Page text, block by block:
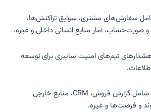
سفارش‌های مشتری، سوابق تراکنش‌ها،
آمار منابع انسانی داخلی و غیره.
تیم‌های امنیت سایبری برای توسعه
3. داده‌های استراتژیک شامل گزارش فروش، CRM، منابع خارجی
و فرصت‌ها و غیره.